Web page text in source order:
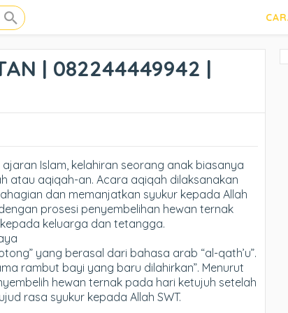
| 082244449942 |
Islam, kelahiran seorang anak biasanya
atau aqiqah-an. Acara aqiqah dilaksanakan
dan memanjatkan syukur kepada Allah
prosesi penyembelihan hewan ternak
keluarga dan tetangga.
yang berasal dari bahasa arab “al-qath’u”.
rambut bayi yang baru dilahirkan”. Menurut
hewan ternak pada hari ketujuh setelah
rasa syukur kepada Allah SWT.